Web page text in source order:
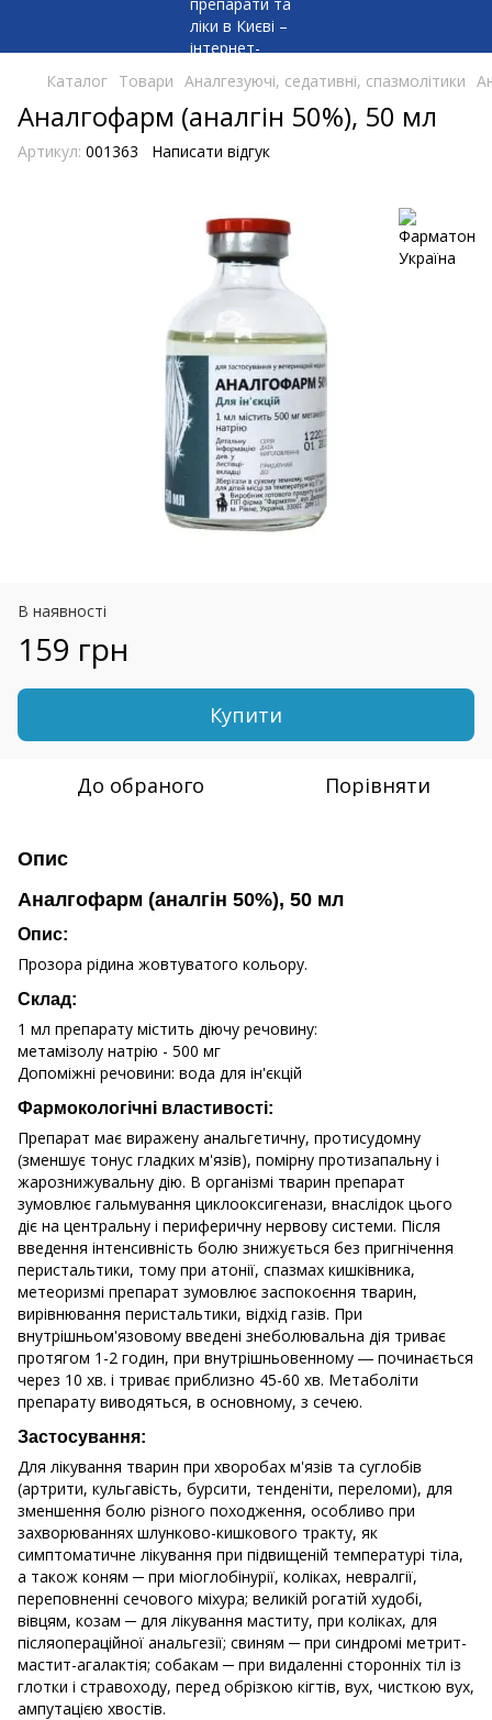
Каталог Товари Аналгезуючі, седативні, спазмолітики
Аналгофарм (аналгін 50%), 50 мл
Артикул: 001363 Написати відгук
В наявності
159 грн
Купити
До обраного Порівняти
Опис
Аналгофарм (аналгін 50%), 50 мл
Опис:
Прозора рідина жовтуватого кольору.
Склад:
1 мл препарату містить діючу речовину:
метамізолу натрію - 500 мг
Допоміжні речовини: вода для ін'єкцій
Фармокологічні властивості:
Препарат має виражену анальгетичну, протисудомну
(зменшує тонус гладких м'язів), помірну протизапальну і
жарознижувальну дію. В організмі тварин препарат
зумовлює гальмування циклооксигенази, внаслідок цього
діє на центральну і периферичну нервову системи. Після
введення інтенсивність болю знижується без пригнічення
перистальтики, тому при атонії, спазмах кишківника,
метеоризмі препарат зумовлює заспокоєння тварин,
вирівнювання перистальтики, відхід газів. При
внутрішньом'язовому введені знеболювальна дія триває
протягом 1-2 годин, при внутрішньовенному ― починається
через 10 хв. і триває приблизно 45-60 хв. Метаболіти
препарату виводяться, в основному, з сечею.
Застосування:
Для лікування тварин при хворобах м'язів та суглобів
(артрити, кульгавість, бурсити, тенденіти, переломи), для
зменшення болю різного походження, особливо при
захворюваннях шлунково-кишкового тракту, як
симптоматичне лікування при підвищеній температурі тіла,
а також коням ─ при міоглобінурії, коліках, невралгії,
переповненні сечового міхура; великій рогатій худобі,
вівцям, козам ─ для лікування маститу, при коліках, для
післяопераційної анальгезії; свиням ─ при синдромі метрит-
мастит-агалактія; собакам ─ при видаленні сторонніх тіл із
глотки і стравоходу, перед обрізкою кігтів, вух, чисткою вух,
ампутацією хвостів.